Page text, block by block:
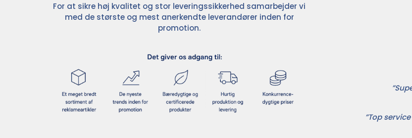
For at sikre høj kvalitet og stor leveringssikkerhed samarbejder vi
med de største og mest anerkendte leverandører inden for
promotion.
”Top